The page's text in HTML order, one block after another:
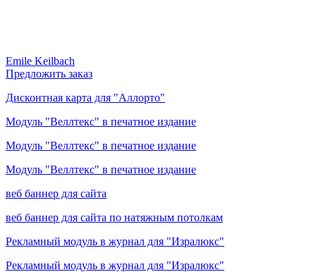
Emile Keilbach
Предложить заказ
Дисконтная карта для "Аллорто"
Модуль "Веллтекс" в печатное издание
Модуль "Веллтекс" в печатное издание
Модуль "Веллтекс" в печатное издание
веб баннер для сайта
веб баннер для сайта по натяжным потолкам
Рекламный модуль в журнал для "Изралюкс"
Рекламный модуль в журнал для "Изралюкс"